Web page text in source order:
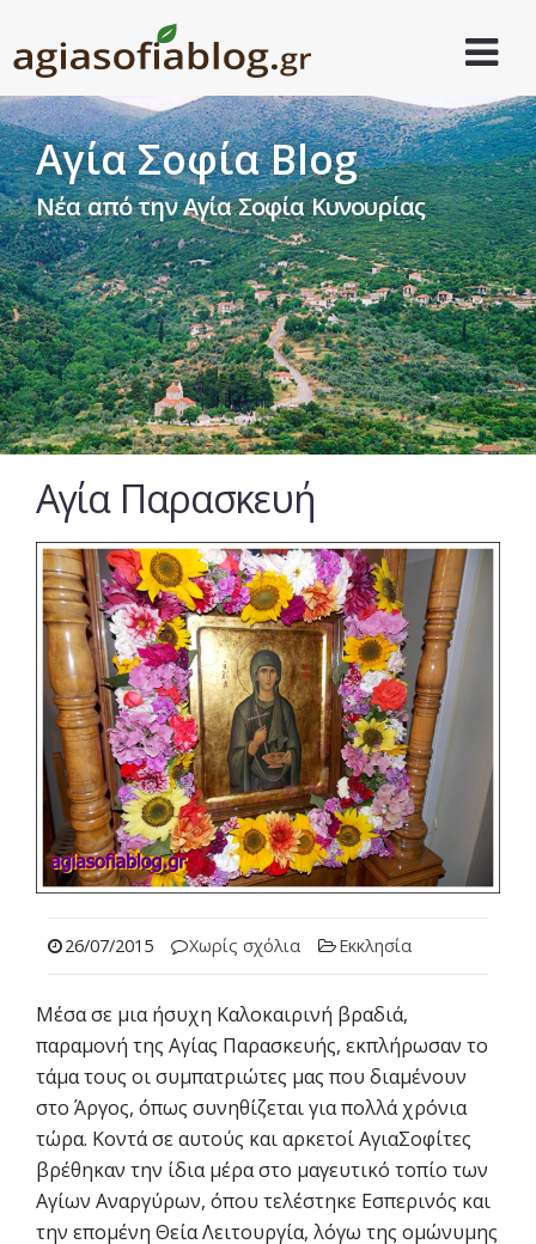
Αγία Σοφία Blog
Νέα από την Αγία Σοφία Κυνουρίας
Αγία Παρασκευή
26/07/2015 Χωρίς σχόλια Εκκλησία
Μέσα σε μια ήσυχη Καλοκαιρινή βραδιά,
παραμονή της Αγίας Παρασκευής, εκπλήρωσαν το
τάμα τους οι συμπατριώτες μας που διαμένουν
στο Άργος, όπως συνηθίζεται για πολλά χρόνια
τώρα. Κοντά σε αυτούς και αρκετοί ΑγιαΣοφίτες
βρέθηκαν την ίδια μέρα στο μαγευτικό τοπίο των
Αγίων Αναργύρων, όπου τελέστηκε Εσπερινός και
την επομένη Θεία Λειτουργία, λόγω της ομώνυμης